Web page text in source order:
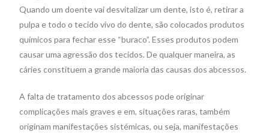
Quando um doente vai desvitalizar um dente, isto é, retirar a
pulpa e todo o tecido vivo do dente, são colocados produtos
químicos para fechar esse “buraco”. Esses produtos podem
causar uma agressão dos tecidos. De qualquer maneira, as
cáries constituem a grande maioria das causas dos abcessos.
A falta de tratamento dos abcessos pode originar
complicações mais graves e em, situações raras, também
originam manifestações sistémicas, ou seja, manifestações